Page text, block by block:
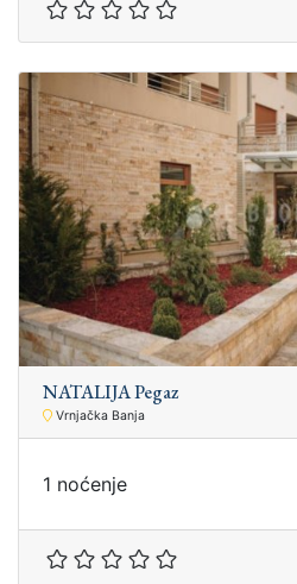
NATALIJA Pegaz
Vrnjačka Banja
1 noćenje